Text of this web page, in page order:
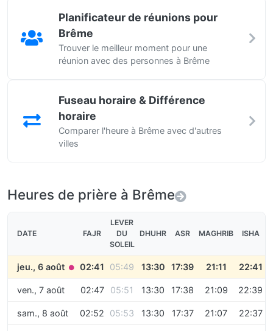
Planificateur de réunions pour
Brême
Trouver le meilleur moment pour une
réunion avec des personnes à Brême
Fuseau horaire & Différence
horaire
Comparer l'heure à Brême avec d'autres
villes
Heures de prière à Brême
DATE FAJR
LEVER
DU
SOLEIL
DHUHR ASR MAGHRIB ISHA
jeu., 6 août ● 02:41 05:49 13:30 17:39 21:11 22:41
ven., 7 août 02:47 05:51 13:30 17:38 21:09 22:39
sam., 8 août 02:52 05:53 13:30 17:37 21:07 22:37